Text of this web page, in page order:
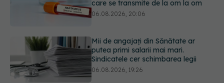
EXCLUSIV
Cancerele ginecologice
care pot fi tratate fără operație. Dr.
Sorin Bogdan (SANADOR): Chirurgia
este indicată doar punctual, pentru
anumite categorii de paciente